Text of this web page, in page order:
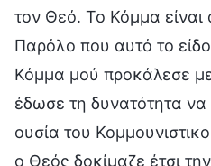
τον Θεό. Το Κόμμα είναι
Παρόλο που αυτό το
Κόμμα μού προκάλεσε
έδωσε τη δυνατότητα
ουσία του
ο Θεός δοκίμαζε έτσι